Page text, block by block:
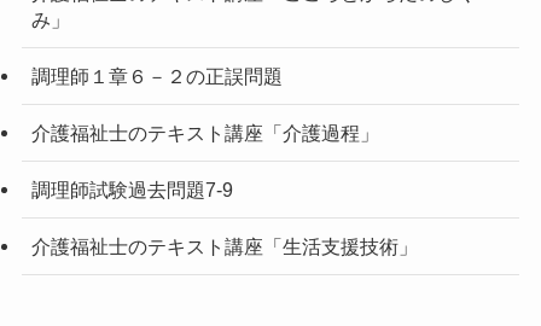
み」
調理師１章６－２の正誤問題
介護福祉士のテキスト講座「介護過程」
調理師試験過去問題7-9
介護福祉士のテキスト講座「生活支援技術」